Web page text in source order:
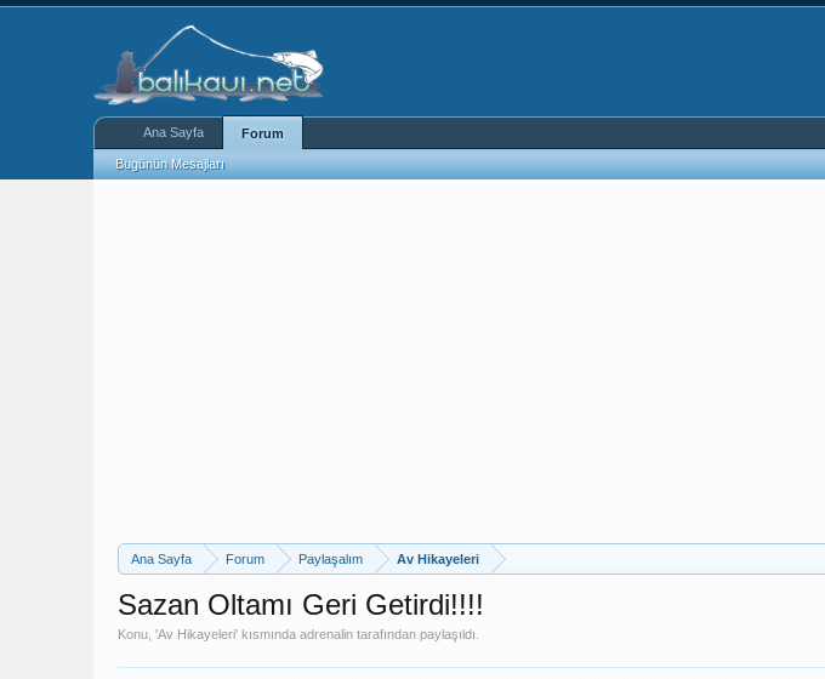
Ana Sayfa Forum Paylaşalım Av Hikayeleri
Sazan Oltamı Geri Getirdi!!!!
Konu, 'Av Hikayeleri' kısmında adrenalin tarafından paylaşıldı.
Ana Sayfa Forum
Bugünün Mesajları